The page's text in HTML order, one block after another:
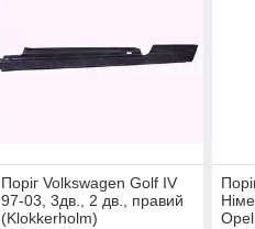
Поріг Volkswagen Golf IV
97-03, 3дв., 2 дв., правий
(Klokkerholm)